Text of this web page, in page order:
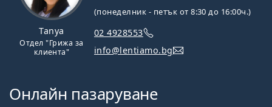
Tanya
Отдел "Грижа за
клиента"
(понеделник - петък от 8:30 до 16:00ч.)
02 4928553
info@lentiamo.bg
Онлайн пазаруване